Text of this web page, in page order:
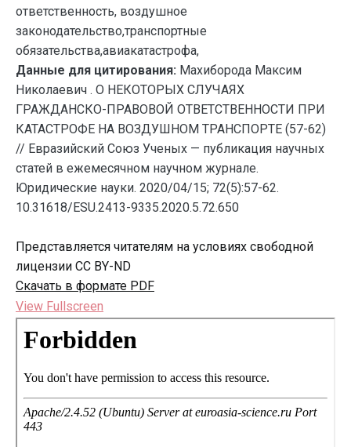
ответственность, воздушное
законодательство,транспортные
обязательства,авиакатастрофа,
Данные для цитирования: Махиборода Максим
Николаевич . О НЕКОТОРЫХ СЛУЧАЯХ
ГРАЖДАНСКО-ПРАВОВОЙ ОТВЕТСТВЕННОСТИ ПРИ
КАТАСТРОФЕ НА ВОЗДУШНОМ ТРАНСПОРТЕ (57-62)
// Евразийский Союз Ученых — публикация научных
статей в ежемесячном научном журнале.
Юридические науки. 2020/04/15; 72(5):57-62.
10.31618/ESU.2413-9335.2020.5.72.650
Представляется читателям на условиях свободной
лицензии CC BY-ND
Скачать в формате PDF
View Fullscreen
Перейти
содержимому